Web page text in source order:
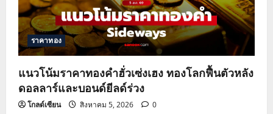
ราคาทอง
แนวโน้มราคาทองคำฮั่วเซ่งเฮง ทองโลกฟื้นตัวหลัง
ดอลลาร์และบอนด์ยีลด์ร่วง
โกลด์เซียน สิงหาคม 5, 2026 0